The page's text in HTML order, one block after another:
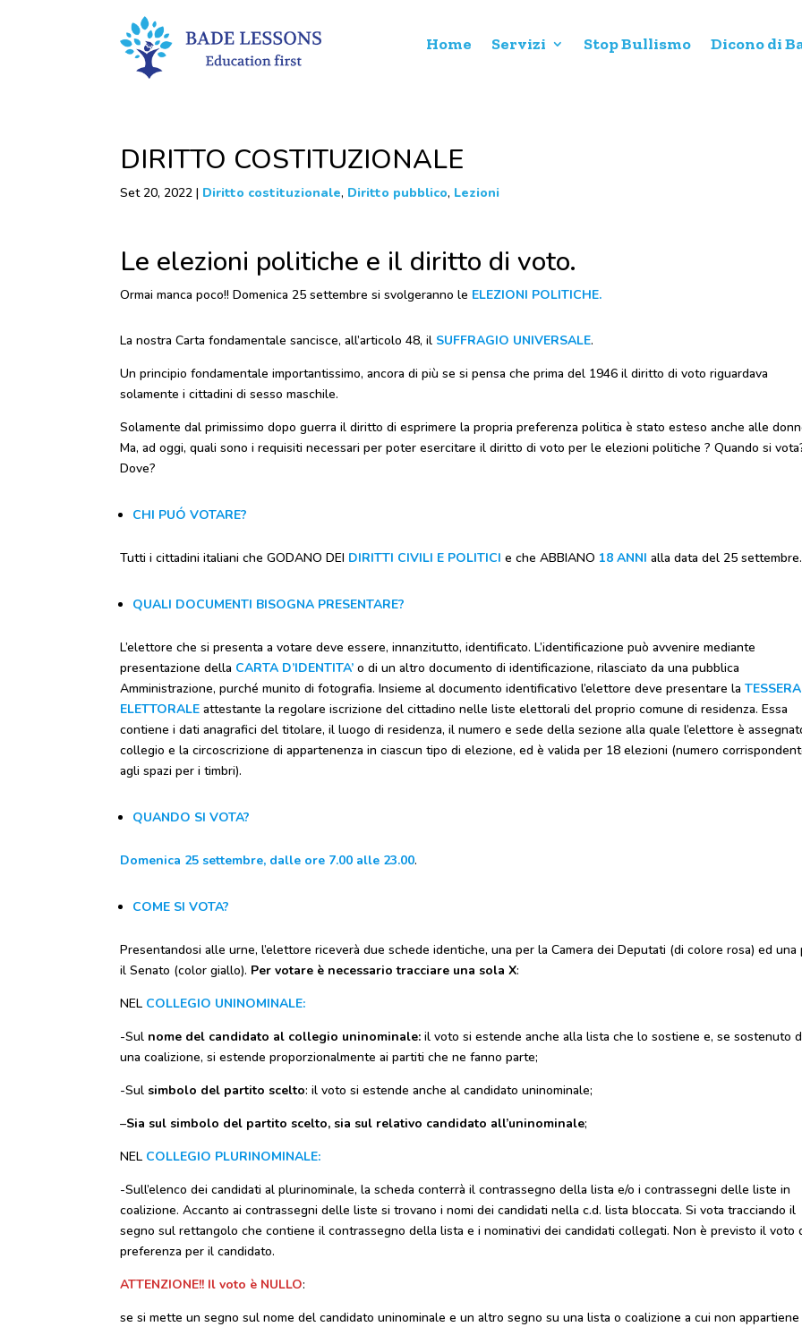
Home Servizi Stop Bullismo Dicono di
DIRITTO COSTITUZIONALE
Set 20, 2022 | Diritto costituzionale, Diritto pubblico, Lezioni
Le elezioni politiche e il diritto di voto.
Ormai manca poco!! Domenica 25 settembre si svolgeranno le ELEZIONI POLITICHE.
La nostra Carta fondamentale sancisce, all’articolo 48, il SUFFRAGIO UNIVERSALE.
Un principio fondamentale importantissimo, ancora di più se si pensa che prima del 1946 il diritto di voto riguardava
solamente i cittadini di sesso maschile.
Solamente dal primissimo dopo guerra il diritto di esprimere la propria preferenza politica è stato esteso anche alle
Ma, ad oggi, quali sono i requisiti necessari per poter esercitare il diritto di voto per le elezioni politiche ? Quando si
Dove?
CHI PUÓ VOTARE?
Tutti i cittadini italiani che GODANO DEI DIRITTI CIVILI E POLITICIe che ABBIANO 18 ANNIalla data del 25 settembre.
QUALI DOCUMENTI BISOGNA PRESENTARE?
L’elettore che si presenta a votare deve essere, innanzitutto, identificato. L’identificazione può avvenire mediante
presentazione della CARTA D’IDENTITA’o di un altro documento di identificazione, rilasciato da una pubblica
Amministrazione, purché munito di fotografia. Insieme al documento identificativo l’elettore deve presentare laTESSERA
ELETTORALE attestante la regolare iscrizione del cittadino nelle liste elettorali del proprio comune di residenza. Essa
contiene i dati anagrafici del titolare, il luogo di residenza, il numero e sede della sezione alla quale l’elettore è
collegio e la circoscrizione di appartenenza in ciascun tipo di elezione, ed è valida per 18 elezioni (numero
agli spazi per i timbri).
QUANDO SI VOTA?
Domenica 25 settembre, dalle ore 7.00 alle 23.00.
COME SI VOTA?
Presentandosi alle urne, l’elettore riceverà due schede identiche, una per la Camera dei Deputati (di colore rosa) ed una
il Senato (color giallo). Per votare è necessario tracciare una sola X:
NEL COLLEGIO UNINOMINALE:
-Sul nome del candidato al collegio uninominale: il voto si estende anche alla lista che lo sostiene e, se sostenuto
una coalizione, si estende proporzionalmente ai partiti che ne fanno parte;
-Sulsimbolo del partito scelto: il voto si estende anche al candidato uninominale;
–Sia sul simbolo del partito scelto, sia sul relativo candidato all’uninominale;
NEL COLLEGIO PLURINOMINALE:
-Sull’elenco dei candidati al plurinominale, la scheda conterrà il contrassegno della lista e/o i contrassegni delle liste in
coalizione. Accanto ai contrassegni delle liste si trovano i nomi dei candidati nella c.d. lista bloccata. Si vota tracciando il
segno sul rettangolo che contiene il contrassegno della lista e i nominativi dei candidati collegati. Non è previsto il voto
preferenza per il candidato.
ATTENZIONE!! Il voto è NULLO:
se si mette un segno sul nome del candidato uninominale e un altro segno su una lista o coalizione a cui non